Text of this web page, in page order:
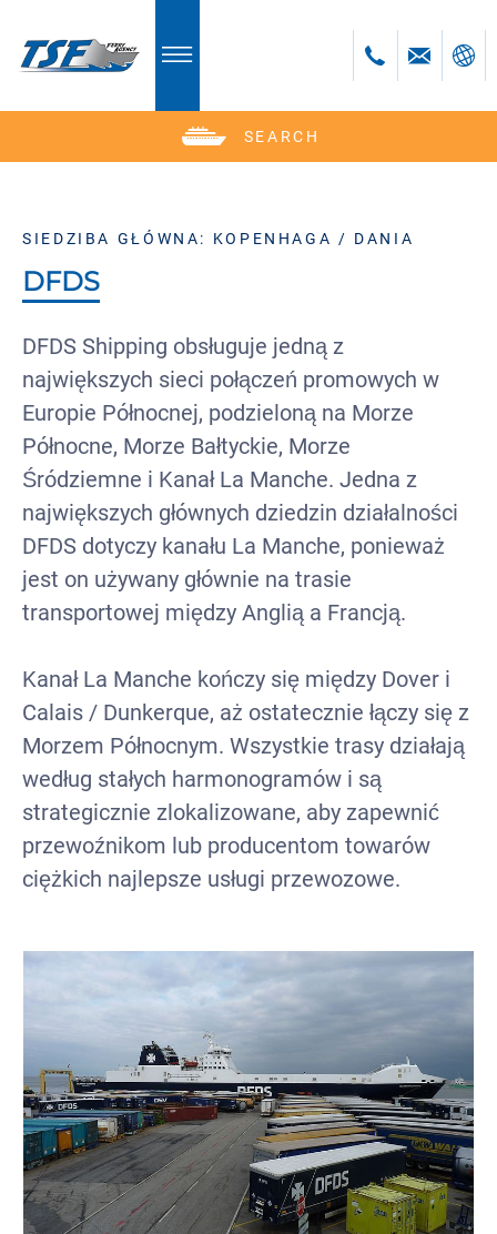
SEARCH
Česky
SIEDZIBA GŁÓWNA: KOPENHAGA / DANIA
DFDS
DFDS Shipping obsługuje jedną z
największych sieci połączeń promowych w
Europie Północnej, podzieloną na Morze
Północne, Morze Bałtyckie, Morze
Śródziemne i Kanał La Manche. Jedna z
największych głównych dziedzin działalności
DFDS dotyczy kanału La Manche, ponieważ
jest on używany głównie na trasie
transportowej między Anglią a Francją.
Kanał La Manche kończy się między Dover i
Calais / Dunkerque, aż ostatecznie łączy się z
Morzem Północnym. Wszystkie trasy działają
według stałych harmonogramów i są
strategicznie zlokalizowane, aby zapewnić
przewoźnikom lub producentom towarów
ciężkich najlepsze usługi przewozowe.